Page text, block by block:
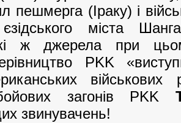
пешмерга (Іраку) і
єзідського міста
ж джерела при
PKK
військових
загонів PKK
звинувачень!